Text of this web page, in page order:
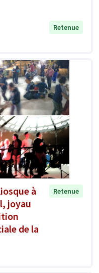
Retenue
à
joyau
de la
Retenue